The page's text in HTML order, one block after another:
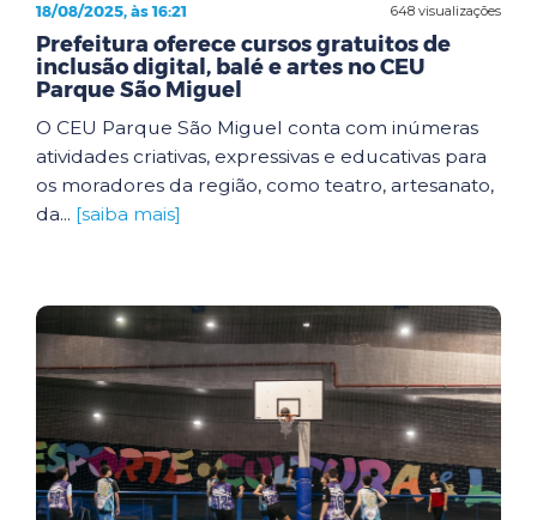
648 visualizações
18/08/2025, às 16:21
Prefeitura oferece cursos gratuitos de
inclusão digital, balé e artes no CEU
Parque São Miguel
O CEU Parque São Miguel conta com inúmeras
atividades criativas, expressivas e educativas para
os moradores da região, como teatro, artesanato,
da... [saiba mais]